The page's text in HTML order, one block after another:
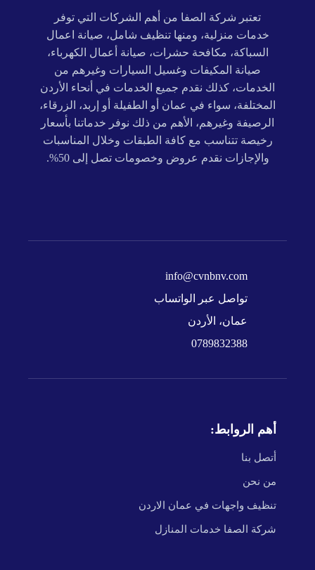
تعتبر شركة الصفا من أهم الشركات التي توفر
خدمات منزلية، ومنها تنظيف شامل، صيانة اعمال
السباكة، مكافحة حشرات، صيانة أعمال الكهرباء،
صيانة المكيفات وغسيل السيارات وغيرهم من
الخدمات، كذلك نقدم جميع الخدمات في أنحاء الأردن
المختلفة، سواء في عمان أو الطفيلة أو إربد، الزرقاء،
الرصيفة وغيرهم، الأهم من ذلك نوفر خدماتنا بأسعار
رخيصة تتناسب مع كافة الطبقات وخلال المناسبات
والإجازات نقدم عروض وخصومات تصل إلى 50%.
info@cvnbnv.com
تواصل عبر الواتساب
عمان، الأردن
0789832388
أهم الروابط:
أتصل بنا
من نحن
تنظيف واجهات في عمان الاردن
شركة الصفا خدمات المنازل